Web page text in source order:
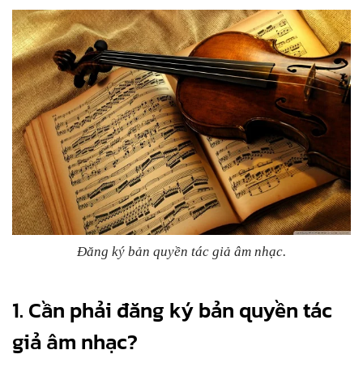
Đăng ký bản quyền tác giả âm nhạc.
1. Cần phải đăng ký bản quyền tác
giả âm nhạc?